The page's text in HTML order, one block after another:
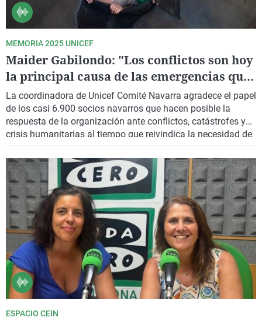
MEMORIA 2025 UNICEF
Maider Gabilondo: "Los conflictos son hoy
la principal causa de las emergencias que
sufren los niños"
La coordinadora de Unicef Comité Navarra agradece el papel
de los casi 6.900 socios navarros que hacen posible la
respuesta de la organización ante conflictos, catástrofes y
crisis humanitarias al tiempo que reivindica la necesidad de
seguir protegiendo los derechos de la infancia tanto fuera
como dentro de España. La Memoria 2025 muestra una año
récord de intervenciones en todo el mundo.
ESPACIO CEIN